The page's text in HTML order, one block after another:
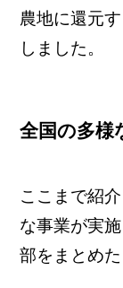
農地に還元
しました。
全国の多様
ここまで紹
な事業が実
部をまとめた